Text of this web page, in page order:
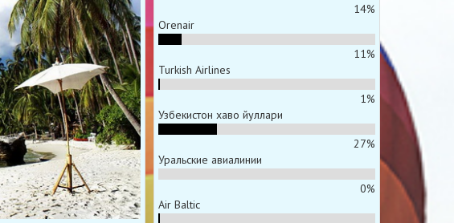
14%
Orenair
11%
Turkish Airlines
1%
Узбекистон хаво йуллари
27%
Уральские авиалинии
0%
Air Baltic